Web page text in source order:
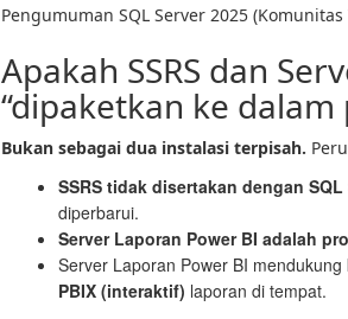
Pengumuman SQL Server 2025
Apakah SSRS dan
“dipaketkan ke dalam
Bukan sebagai dua instalasi terpisah.
SSRS tidak disertakan dengan SQL
diperbarui.
Server Laporan Power BI adalah
Server Laporan Power BI mendukung
PBIX (interaktif) laporan di tempat.